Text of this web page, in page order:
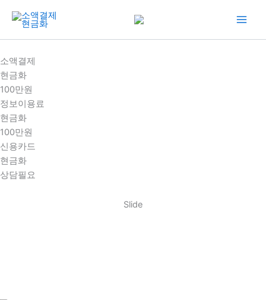
건
너
뛰
기
소액결제
현금화
100만원
정보이용료
현금화
100만원
신용카드
현금화
상담필요
Slide